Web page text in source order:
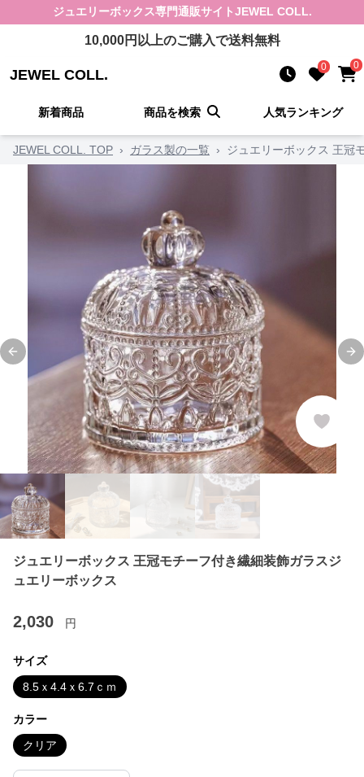
ジュエリーボックス専門通販サイトJEWEL COLL.
10,000円以上のご購入で送料無料
JEWEL COLL. 0 0
新着商品 商品を検索 人気ランキング
JEWEL COLL. TOP › ガラス製の一覧 › ジュエリーボックス 王冠
Previous slide
ジュエリーボックス 王冠モチーフ付き繊細装飾ガラスジ
ュエリーボックス
2,030 円
サイズ
8.5ｘ4.4ｘ6.7ｃｍ
カラー
クリア